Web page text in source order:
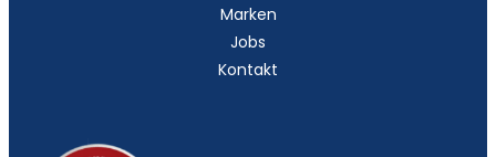
Marken
Jobs
Kontakt